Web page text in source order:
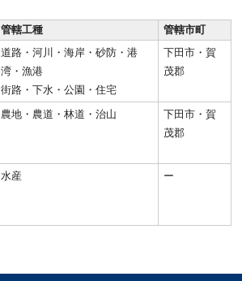
管轄工種
管轄市町
道路・河川・海岸・砂防・港
湾・漁港
街路・下水・公園・住宅
下田市・賀
茂郡
農地・農道・林道・治山
下田市・賀
茂郡
水産 ー